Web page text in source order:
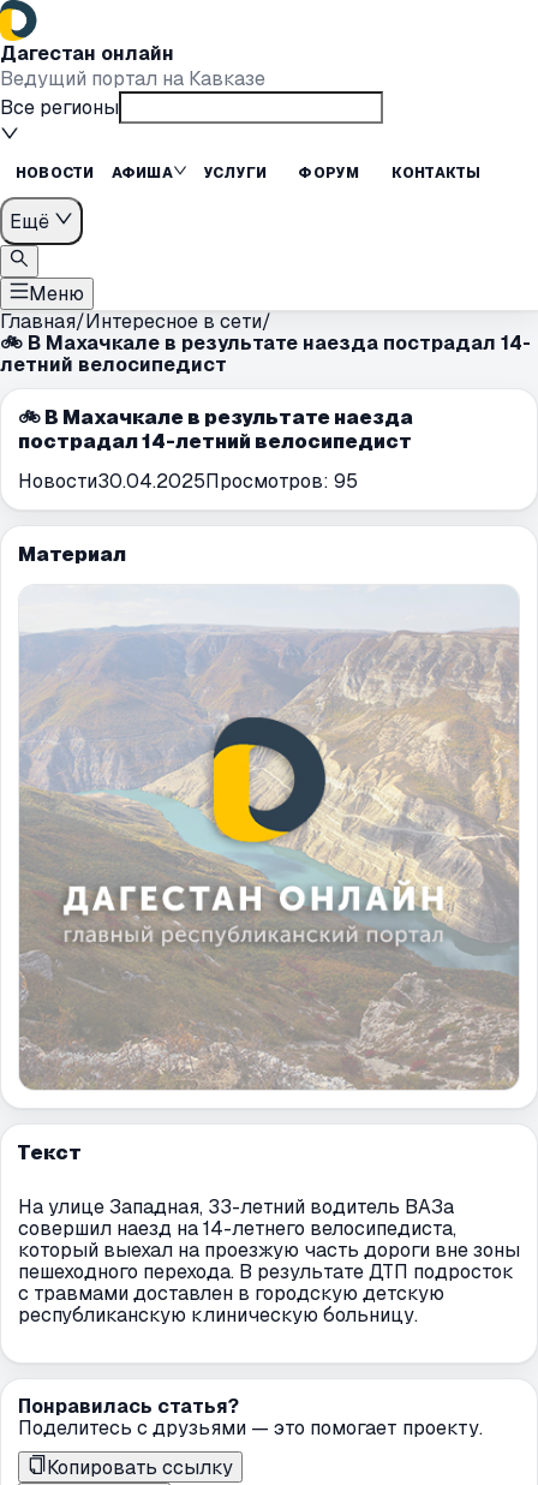
Дагестан онлайн
Ведущий портал на Кавказе
Все регионы
НОВОСТИ АФИША УСЛУГИ ФОРУМ КОНТАКТЫ
Ещё
Меню
Главная/Интересное в сети/
🚲 В Махачкале в результате наезда пострадал 14-
летний велосипедист
🚲 В Махачкале в результате наезда
пострадал 14-летний велосипедист
Новости30.04.2025Просмотров: 95
Материал
Текст
На улице Западная, 33-летний водитель ВАЗа
совершил наезд на 14-летнего велосипедиста,
который выехал на проезжую часть дороги вне зоны
пешеходного перехода. В результате ДТП подросток
с травмами доставлен в городскую детскую
республиканскую клиническую больницу.
Понравилась статья?
Поделитесь с друзьями — это помогает проекту.
Копировать ссылку